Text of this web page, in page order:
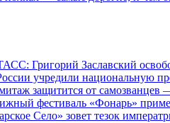
Григорий Заславский
учредили национальную
защитится от самозванцев
фестиваль «Фонарь»
Село» зовет тезок